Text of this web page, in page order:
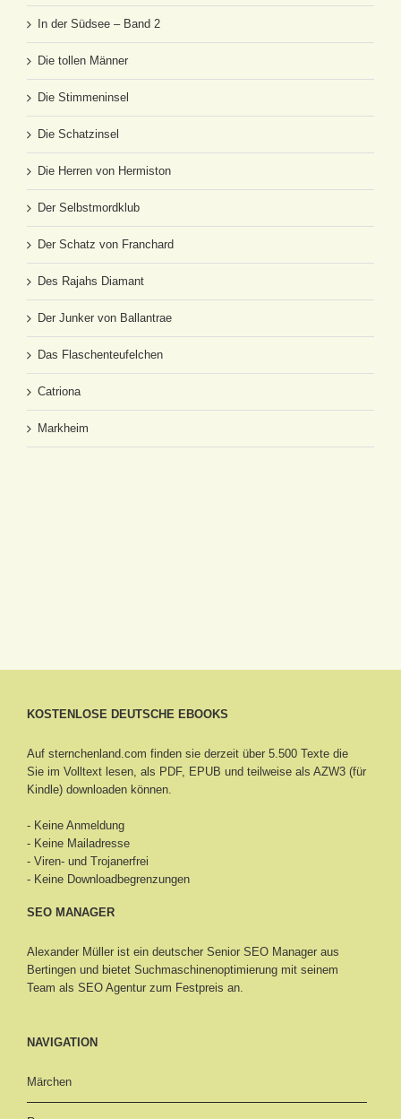
In der Südsee – Band 2
Die tollen Männer
Die Stimmeninsel
Die Schatzinsel
Die Herren von Hermiston
Der Selbstmordklub
Der Schatz von Franchard
Des Rajahs Diamant
Der Junker von Ballantrae
Das Flaschenteufelchen
Catriona
Markheim
KOSTENLOSE DEUTSCHE EBOOKS
Auf sternchenland.com finden sie derzeit über 5.500 Texte die
Sie im Volltext lesen, als PDF, EPUB und teilweise als AZW3 (für
Kindle) downloaden können.
- Keine Anmeldung
- Keine Mailadresse
- Viren- und Trojanerfrei
- Keine Downloadbegrenzungen
SEO MANAGER
Alexander Müller ist ein deutscher Senior SEO Manager aus
Bertingen und bietet Suchmaschinenoptimierung mit seinem
Team als SEO Agentur zum Festpreis an.
NAVIGATION
Märchen